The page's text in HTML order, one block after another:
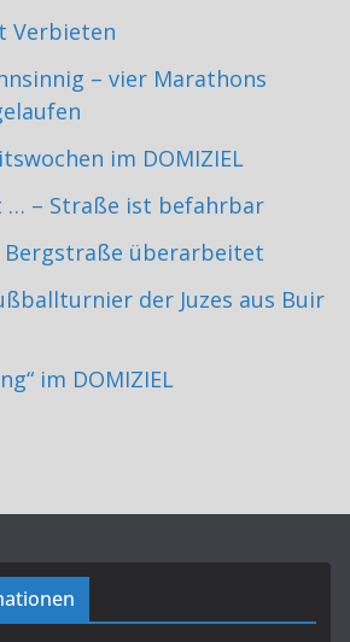
Verbieten
– vier Marathons
im DOMIZIEL
… – Straße ist befahrbar
Bergstraße überarbeitet
der Juzes aus Buir
im DOMIZIEL